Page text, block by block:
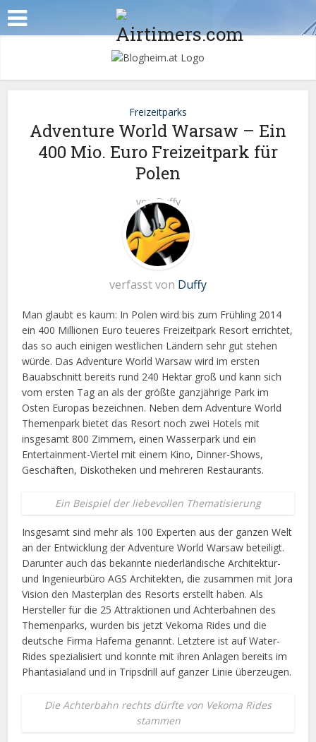
Freizeitparks
Adventure World Warsaw – Ein
400 Mio. Euro Freizeitpark für
Polen
vonDuffy
verfasst von Duffy
Man glaubt es kaum: In Polen wird bis zum Frühling 2014
ein 400 Millionen Euro teueres Freizeitpark Resort errichtet,
das so auch einigen westlichen Ländern sehr gut stehen
würde. Das Adventure World Warsaw wird im ersten
Bauabschnitt bereits rund 240 Hektar groß und kann sich
vom ersten Tag an als der größte ganzjährige Park im
Osten Europas bezeichnen. Neben dem Adventure World
Themenpark bietet das Resort noch zwei Hotels mit
insgesamt 800 Zimmern, einen Wasserpark und ein
Entertainment-Viertel mit einem Kino, Dinner-Shows,
Geschäften, Diskotheken und mehreren Restaurants.
Ein Beispiel der liebevollen Thematisierung
Insgesamt sind mehr als 100 Experten aus der ganzen Welt
an der Entwicklung der Adventure World Warsaw beteiligt.
Darunter auch das bekannte niederländische Architektur-
und Ingenieurbüro AGS Architekten, die zusammen mit Jora
Vision den Masterplan des Resorts erstellt haben. Als
Hersteller für die 25 Attraktionen und Achterbahnen des
Themenparks, wurden bis jetzt Vekoma Rides und die
deutsche Firma Hafema genannt. Letztere ist auf Water-
Rides spezialisiert und konnte mit ihren Anlagen bereits im
Phantasialand und in Tripsdrill auf ganzer Linie überzeugen.
Die Achterbahn rechts dürfte von Vekoma Rides
stammen